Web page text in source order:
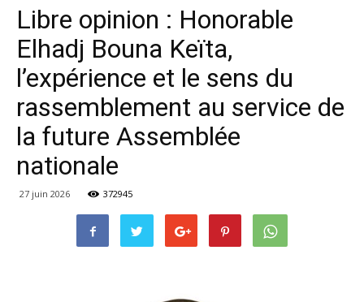
Libre opinion : Honorable
Elhadj Bouna Keïta,
l’expérience et le sens du
rassemblement au service de
la future Assemblée
nationale
27 juin 2026 372945